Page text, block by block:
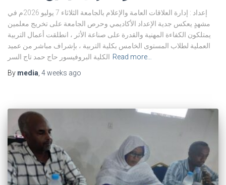
إعداد : إدارة العلاقات العامة والإعلام بالجامعة الثلاثاء 7 يوليو 2026م في
مشهدٍ يعكس جدية الإعداد الأكاديمي وحرص الجامعة على تخريج معلمين
يمتلكون الكفاءة المهنية والقدرة على صناعة الأثر ، انطلقت أعمال التربية
العملية لطلاب المستوى الخامس بكلية التربية ، بإشراف مباشر من عميد
الكلية البروفيسور حاج حمد تاج السر Read more…
By media, 4 weeks ago